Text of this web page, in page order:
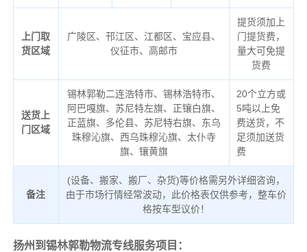
上门取
货区域
广陵区、邗江区、江都区、宝应县、
仪征市、高邮市
提货须加上
门提货费，
量大可免提
货费
送货上
门区域
锡林郭勒二连浩特市、锡林浩特市、
阿巴嘎旗、苏尼特左旗、正镶白旗、
正蓝旗、多伦县、苏尼特右旗、东乌
珠穆沁旗、西乌珠穆沁旗、太仆寺
旗、镶黄旗
20个立方或
5吨以上免
费送货，不
足须加送货
费
备注
(设备、搬家、搬厂、杂货)等价格需另外详细咨询，
由于市场行情经常波动，此价格表仅供参考，整车价
格按车型议价！
扬州到锡林郭勒物流专线服务项目：